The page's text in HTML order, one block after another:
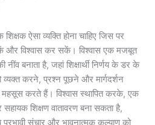
शिक्षक ऐसा व्यक्ति होना चाहिए जिस पर
और विश्वास कर सकें। विश्वास एक मजबूत
नींव बनाता है, जहां शिक्षार्थी निर्णय के डर के
व्यक्त करने, प्रश्न पूछने और मार्गदर्शन
करते हैं। विश्वास स्थापित करके, एक
शिक्षण वातावरण बना सकता है,
संचार और भावनात्मक कल्याण को